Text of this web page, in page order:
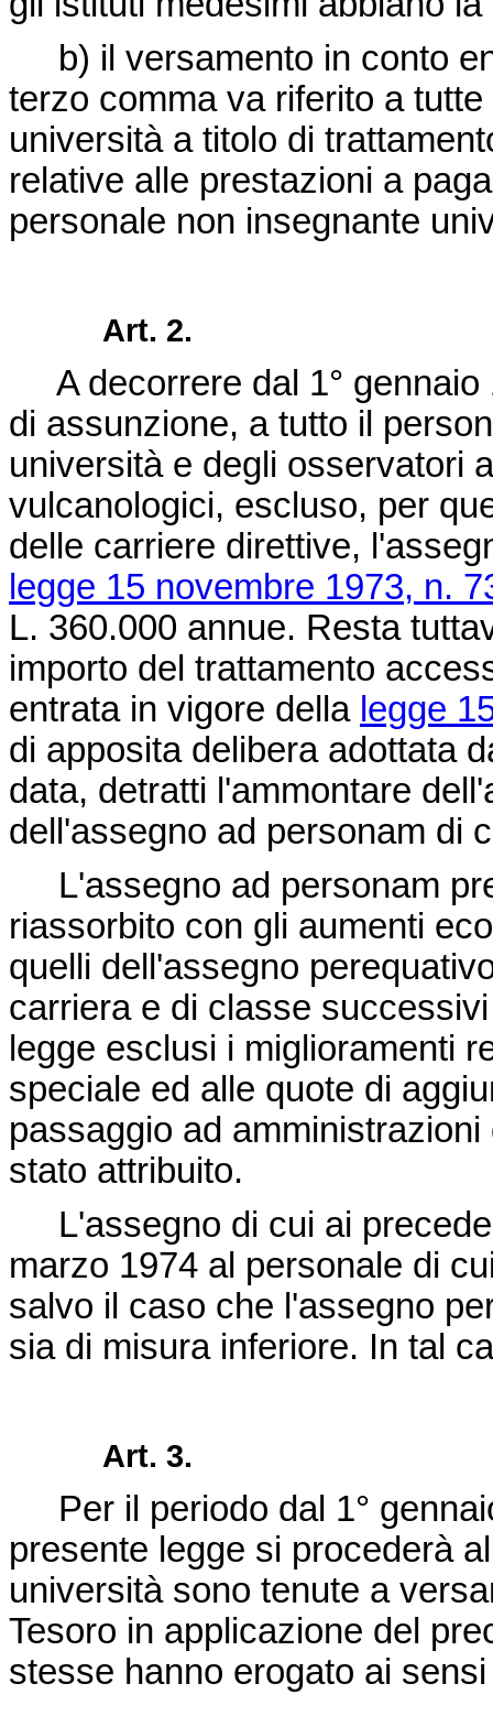
b) il versamento in conto
terzo comma va riferito a
università a titolo di
relative alle prestazioni a
personale non insegnante
Art. 2.
A decorrere dal 1° gennaio
di assunzione, a tutto il
università e degli osservatori
vulcanologici, escluso, per
delle carriere direttive,
legge 15 novembre 1973, n.
L. 360.000 annue. Resta
importo del trattamento
entrata in vigore della legge
di apposita delibera adottata
data, detratti l'ammontare
dell'assegno ad personam di
L'assegno ad personam
riassorbito con gli aumenti
quelli dell'assegno
carriera e di classe
legge esclusi i miglioramenti
speciale ed alle quote di
passaggio ad
stato attribuito.
L'assegno di cui ai
marzo 1974 al personale di
salvo il caso che l'assegno
sia di misura inferiore. In tal
Art. 3.
Per il periodo dal 1°
presente legge si procederà
università sono tenute a
Tesoro in applicazione del
stesse hanno erogato ai